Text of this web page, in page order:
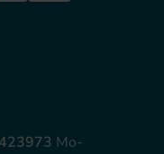
Mo-